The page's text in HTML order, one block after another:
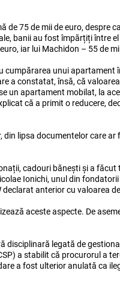
de 75 de mii de euro, despre
banii au fost împărțiți între
iar lui Machidon – 55 de
unui
a constatat, însă, că
un apartament mobilat, la
că a primit o reducere,
lipsa documentelor care
cadouri bănești și a
Ionichi, unul din
anterior cu valoarea
aceste aspecte. De
disciplinară legată de
a stabilit că procurorul a
a fost ulterior anulată ca